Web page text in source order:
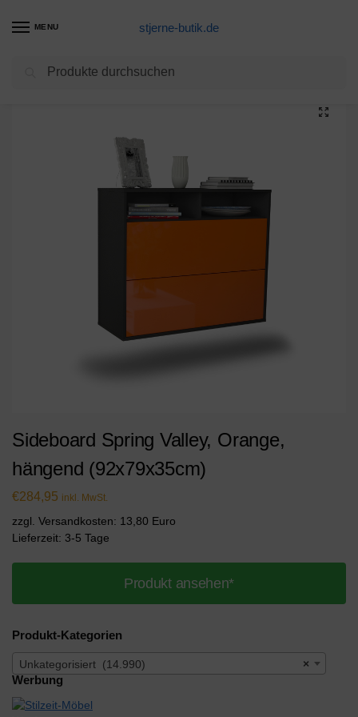
MENU stjerne-butik.de
Unkategorisiert / Sideboard Spring Valley, Orange, hängend (92x79x35cm)
Sideboard Spring Valley, Orange,
hängend (92x79x35cm)
€284,95 inkl. MwSt.
zzgl. Versandkosten: 13,80 Euro
Lieferzeit: 3-5 Tage
Produkt ansehen*
Produkt-Kategorien
×
Unkategorisiert (14.990)
Werbung